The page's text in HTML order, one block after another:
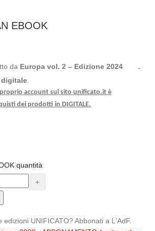
EBOOK
da Europa vol. 2 – Edizione 2024
.
account sul sito unificato.it è
dei prodotti in DIGITALE.
quantità
edizioni UNIFICATO? Abbonati a L'AdF.